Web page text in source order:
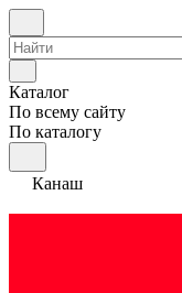
Каталог
По всему сайту
По каталогу
Канаш